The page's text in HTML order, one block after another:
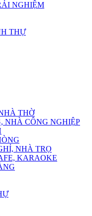
NGHIỆM
THỰ
THỜ
NHÀ CÔNG NGHIỆP
NHÀ TRỌ
KARAOKE